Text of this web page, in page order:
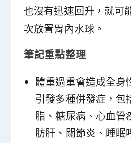
也沒有迅速回升，就可
次放置胃內水球。
筆記重點整理
體重過重會造成全身
引發多種併發症，包
脂、糖尿病、心血管
肪肝、關節炎、睡眠